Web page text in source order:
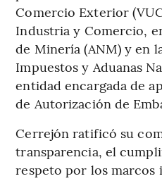
Comercio Exterior
Industria y Comercio,
de Minería (ANM) y en
Impuestos y Aduanas
entidad encargada de
de Autorización de
Cerrejón ratificó su
transparencia, el
respeto por los marcos